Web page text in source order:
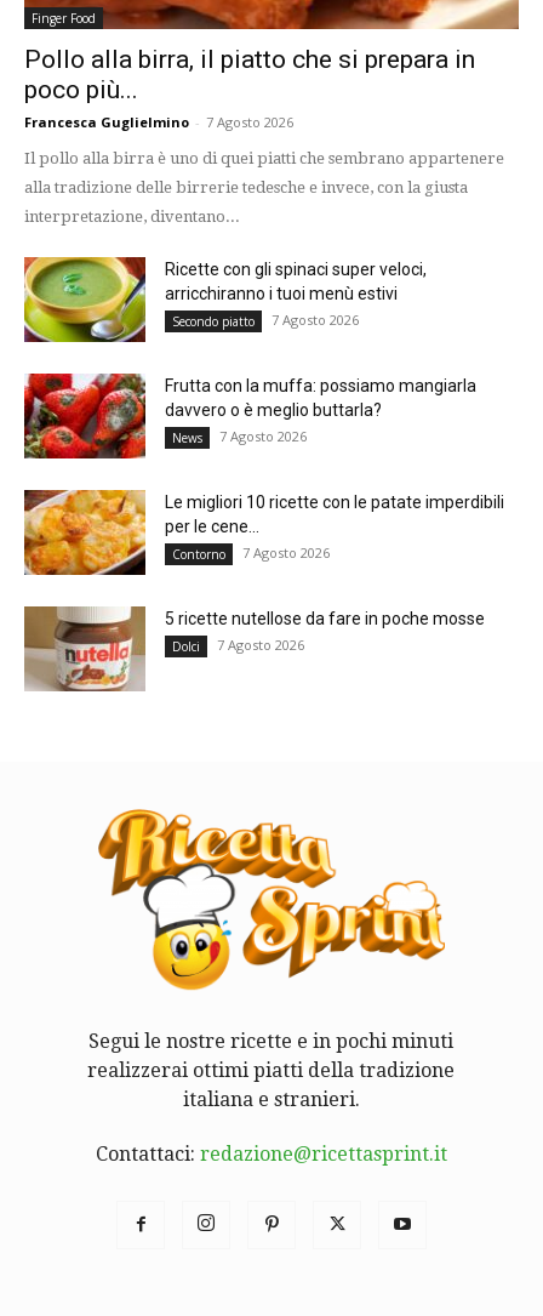
Finger Food
Pollo alla birra, il piatto che si prepara in
poco più...
Francesca Guglielmino - 7 Agosto 2026
Il pollo alla birra è uno di quei piatti che sembrano appartenere
alla tradizione delle birrerie tedesche e invece, con la giusta
interpretazione, diventano...
Ricette con gli spinaci super veloci,
arricchiranno i tuoi menù estivi
Secondo piatto 7 Agosto 2026
Frutta con la muffa: possiamo mangiarla
davvero o è meglio buttarla?
News 7 Agosto 2026
Le migliori 10 ricette con le patate imperdibili
per le cene...
Contorno 7 Agosto 2026
5 ricette nutellose da fare in poche mosse
Dolci 7 Agosto 2026
Segui le nostre ricette e in pochi minuti
realizzerai ottimi piatti della tradizione
italiana e stranieri.
Contattaci: redazione@ricettasprint.it